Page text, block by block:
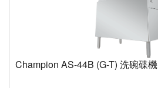
Champion AS-44B (G-T) 洗碗碟機